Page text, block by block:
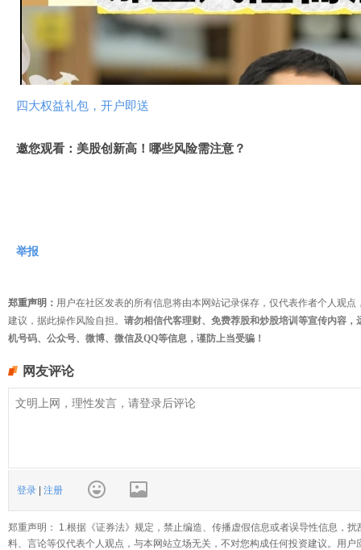
视
频
四大权益礼包，开户即送
邀您观看：美股创新高！哪些风险需注意？
举报
郑重声明： 用户在社区发表的所有信息将由本网站记录保存，仅代表作者个人观
建议，据此操作风险自担。 请勿相信代客理财、免费荐股和炒股培训等宣传内容
机号码、公众号、微博、微信及QQ等信息，谨防上当受骗！
网友评论
登录 注册
郑重声明： 1.根据《证券法》规定，禁止编造、传播虚假信息或者误导性信息，
料、言论等仅代表个人观点，与本网站立场无关，不对您构成任何投资建议。用